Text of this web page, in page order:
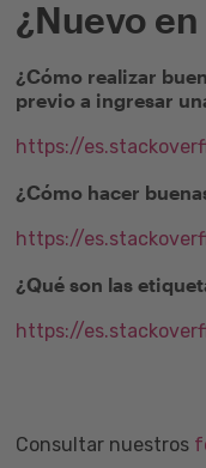
¿Nuevo
¿Cómo realizar
previo a ingresar
https://
¿Cómo hacer
https://
¿Qué son las
https://
Consultar nuestros